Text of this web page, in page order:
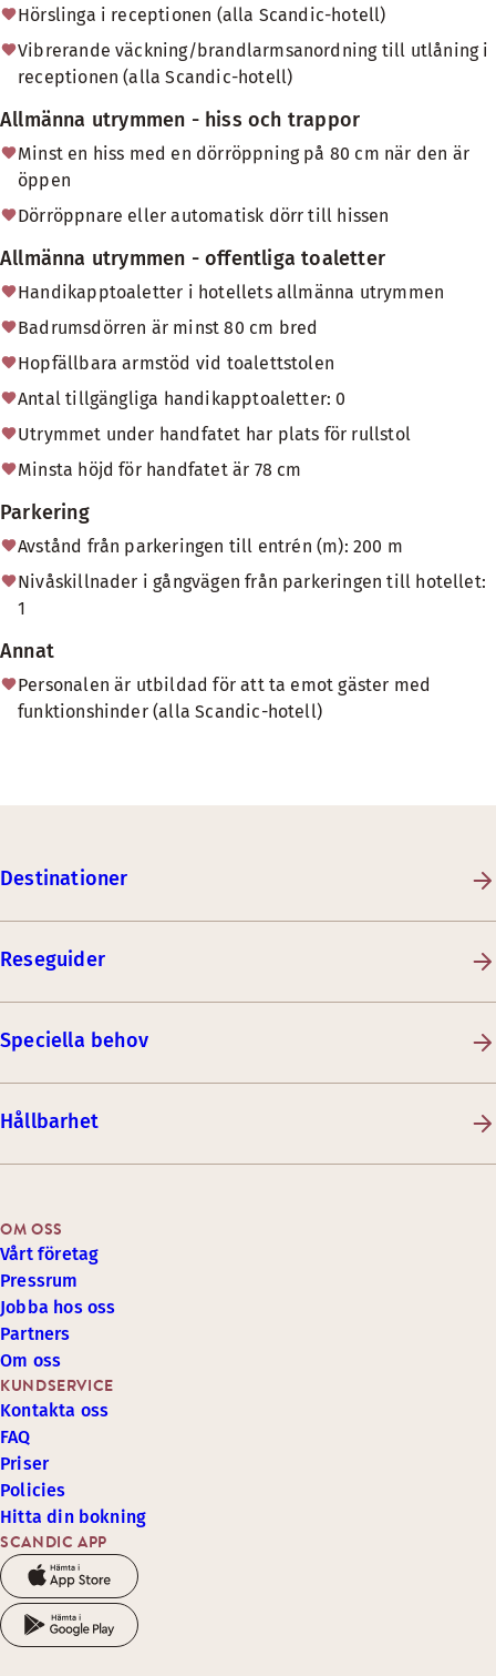
Hörslinga i receptionen (alla Scandic-hotell)
Vibrerande väckning/brandlarmsanordning till utlåning i
receptionen (alla Scandic-hotell)
Allmänna utrymmen - hiss och trappor
Minst en hiss med en dörröppning på 80 cm när den är
öppen
Dörröppnare eller automatisk dörr till hissen
Allmänna utrymmen - offentliga toaletter
Handikapptoaletter i hotellets allmänna utrymmen
Badrumsdörren är minst 80 cm bred
Hopfällbara armstöd vid toalettstolen
Antal tillgängliga handikapptoaletter: 0
Utrymmet under handfatet har plats för rullstol
Minsta höjd för handfatet är 78 cm
Parkering
Avstånd från parkeringen till entrén (m): 200 m
Nivåskillnader i gångvägen från parkeringen till hotellet:
1
Annat
Personalen är utbildad för att ta emot gäster med
funktionshinder (alla Scandic-hotell)
Destinationer
Reseguider
Speciella behov
Hållbarhet
SCANDIC APP
KUNDSERVICE
Kontakta oss
FAQ
Priser
Policies
Hitta din bokning
OM OSS
Vårt företag
Pressrum
Jobba hos oss
Partners
Om oss